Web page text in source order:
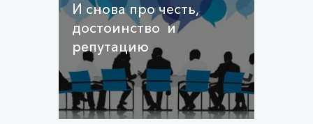
И снова про честь,
достоинство и
репутацию